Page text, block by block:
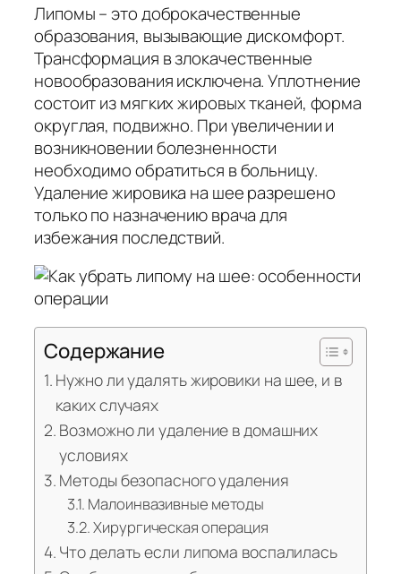
Липомы – это доброкачественные
образования, вызывающие дискомфорт.
Трансформация в злокачественные
новообразования исключена. Уплотнение
состоит из мягких жировых тканей, форма
округлая, подвижно. При увеличении и
возникновении болезненности
необходимо обратиться в больницу.
Удаление жировика на шее разрешено
только по назначению врача для
избежания последствий.
Содержание
Нужно ли удалять жировики на шее, и в
каких случаях
Возможно ли удаление в домашних
условиях
Методы безопасного удаления
Малоинвазивные методы
Хирургическая операция
Что делать если липома воспалилась